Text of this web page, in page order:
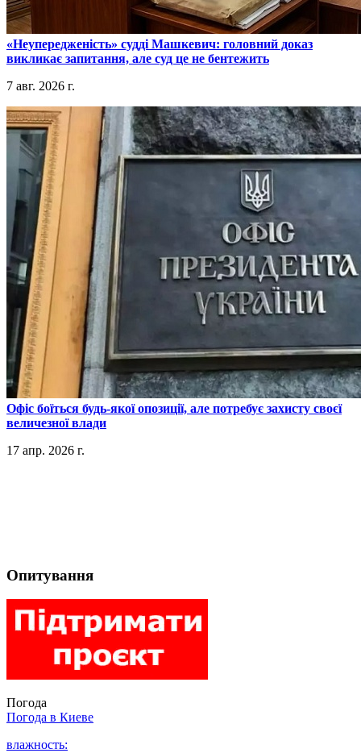
​«Неупередженість» судді Машкевич: головний доказ
викликає запитання, але суд це не бентежить
7 авг. 2026 г.
​Офіс боїться будь-якої опозиції, але потребує захисту своєї
величезної влади
17 апр. 2026 г.
Опитування
Погода
Погода в Киеве
влажность: